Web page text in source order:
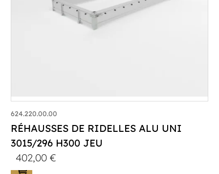
624.220.00.00
RÉHAUSSES DE RIDELLES ALU UNI
3015/296 H300 JEU
402,00€